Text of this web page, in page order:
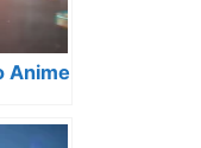
Anime